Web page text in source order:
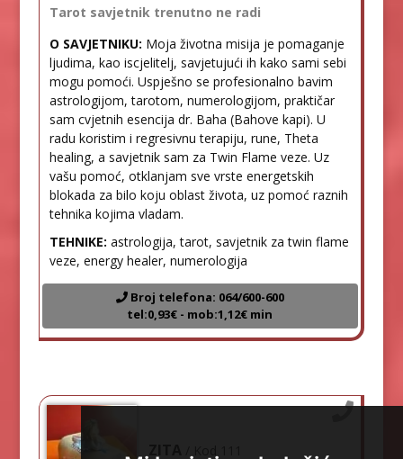
Tarot savjetnik trenutno ne radi
O SAVJETNIKU: Moja životna misija je pomaganje
ljudima, kao iscjelitelj, savjetujući ih kako sami sebi
mogu pomoći. Uspješno se profesionalno bavim
astrologijom, tarotom, numerologijom, praktičar
sam cvjetnih esencija dr. Baha (Bahove kapi). U
radu koristim i regresivnu terapiju, rune, Theta
healing, a savjetnik sam za Twin Flame veze. Uz
vašu pomoć, otklanjam sve vrste energetskih
blokada za bilo koju oblast života, uz pomoć raznih
tehnika kojima vladam.
TEHNIKE: astrologija, tarot, savjetnik za twin flame
veze, energy healer, numerologija
Broj telefona: 064/600-600
tel:0,93€ - mob:1,12€ min